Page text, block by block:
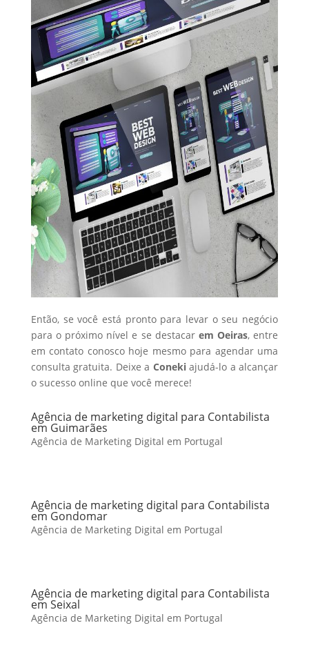
Então, se você está pronto para levar o seu negócio
para o próximo nível e se destacar em Oeiras, entre
em contato conosco hoje mesmo para agendar uma
consulta gratuita. Deixe a Conekiajudá-lo a alcançar
o sucesso online que você merece!
Agência de marketing digital para Contabilista
em Guimarães
Agência de Marketing Digital em Portugal
Agência de marketing digital para Contabilista
em Gondomar
Agência de Marketing Digital em Portugal
Agência de marketing digital para Contabilista
em Seixal
Agência de Marketing Digital em Portugal